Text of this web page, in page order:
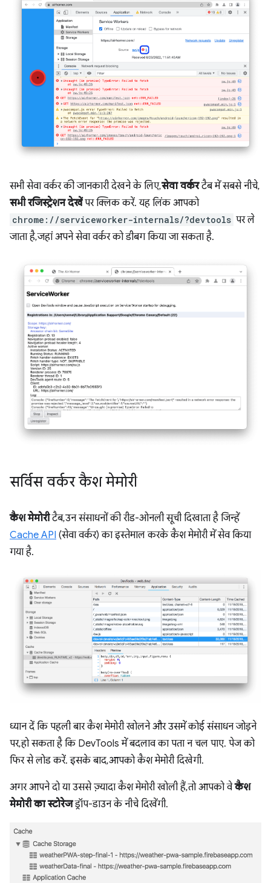
सभी सेवा वर्कर की जानकारी देखने के लिए,सेवा वर्करटैब में सबसे नीचे,
सभी रजिस्ट्रेशन देखेंपर क्लिक करें. यह लिंक आपको
chrome://serviceworker-internals/?devtools पर ले
जाता है, जहां अपने सेवा वर्कर को डीबग किया जा सकता है.
सर्विस वर्कर कैश मेमोरी
कैश मेमोरीटैब, उन संसाधनों की रीड-ओनली सूची दिखाता है जिन्हें
Cache API (सेवा वर्कर) का इस्तेमाल करके कैश मेमोरी में सेव किया
गया है.
ध्यान दें कि पहली बार कैश मेमोरी खोलने और उसमें कोई संसाधन जोड़ने
पर, हो सकता है कि DevTools में बदलाव का पता न चल पाए. पेज को
फिर से लोड करें. इसके बाद, आपको कैश मेमोरी दिखेगी.
अगर आपने दो या उससे ज़्यादा कैश मेमोरी खोली हैं, तो आपको वेकैश
मेमोरी का स्टोरेजड्रॉप-डाउन के नीचे दिखेंगी.